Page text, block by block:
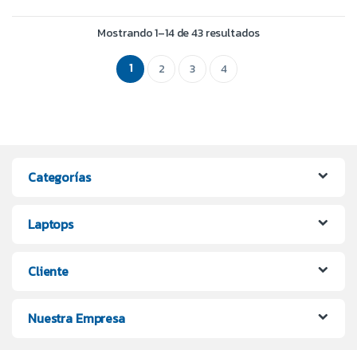
Mostrando 1–14 de 43 resultados
1 2 3 4
Categorías
Laptops
Cliente
Nuestra Empresa